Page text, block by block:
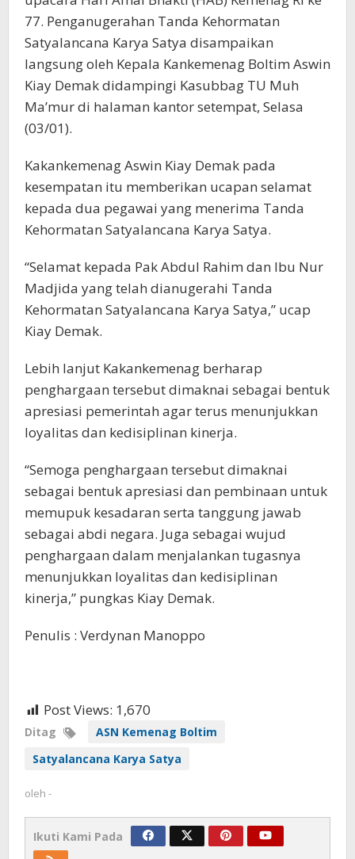
77. Penganugerahan Tanda Kehormatan
Satyalancana Karya Satya disampaikan
langsung oleh Kepala Kankemenag Boltim Aswin
Kiay Demak didampingi Kasubbag TU Muh
Ma’mur di halaman kantor setempat, Selasa
(03/01).
Kakankemenag Aswin Kiay Demak pada
kesempatan itu memberikan ucapan selamat
kepada dua pegawai yang menerima Tanda
Kehormatan Satyalancana Karya Satya.
“Selamat kepada Pak Abdul Rahim dan Ibu Nur
Madjida yang telah dianugerahi Tanda
Kehormatan Satyalancana Karya Satya,” ucap
Kiay Demak.
Lebih lanjut Kakankemenag berharap
penghargaan tersebut dimaknai sebagai bentuk
apresiasi pemerintah agar terus menunjukkan
loyalitas dan kedisiplinan kinerja.
“Semoga penghargaan tersebut dimaknai
sebagai bentuk apresiasi dan pembinaan untuk
memupuk kesadaran serta tanggung jawab
sebagai abdi negara. Juga sebagai wujud
penghargaan dalam menjalankan tugasnya
menunjukkan loyalitas dan kedisiplinan
kinerja,” pungkas Kiay Demak.
Penulis : Verdynan Manoppo
Post Views: 1,670
Ditag
ASN Kemenag Boltim
Satyalancana Karya Satya
oleh -
Ikuti Kami Pada